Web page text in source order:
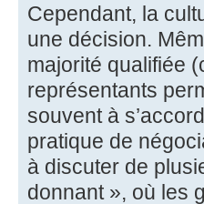
Cependant, la
une décision.
majorité qualifiée
représentants
souvent à
pratique de
à discuter de
donnant », où les